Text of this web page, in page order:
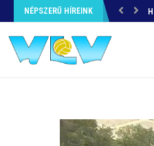
NÉPSZERŰ HÍREINK